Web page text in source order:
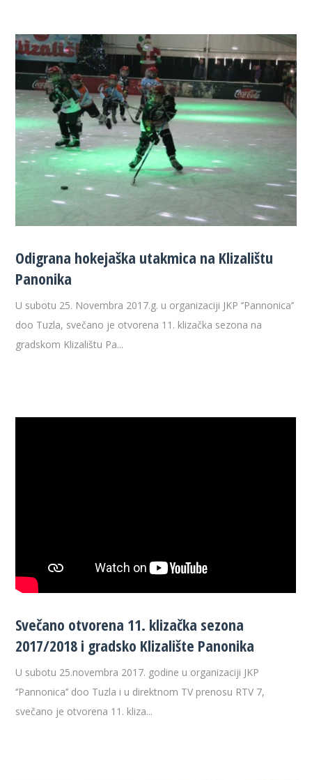
Odigrana hokejaška utakmica na Klizalištu
Panonika
U subotu 25. Novembra 2017.g. u organizaciji JKP ‘’Pannonica’’
doo Tuzla, svečano je otvorena 11. klizačka sezona na
gradskom Klizalištu Pa...
Svečano otvorena 11. klizačka sezona
2017/2018 i gradsko Klizalište Panonika
U subotu 25.novembra 2017. godine u organizaciji JKP
‘’Pannonica’’ doo Tuzla i u direktnom TV prenosu RTV 7,
svečano je otvorena 11. kliza...